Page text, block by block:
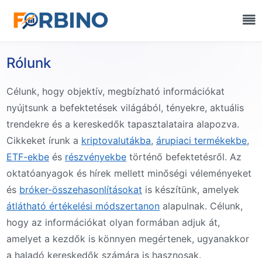
Rólunk
Célunk, hogy objektív, megbízható információkat
nyújtsunk a befektetések világából, tényekre, aktuális
trendekre és a kereskedők tapasztalataira alapozva.
Cikkeket írunk a kriptovalutákba, árupiaci termékekbe,
ETF-ekbe és részvényekbe történő befektetésről. Az
oktatóanyagok és hírek mellett minőségi véleményeket
és bróker-összehasonlításokat is készítünk, amelyek
átlátható értékelési módszertanon alapulnak. Célunk,
hogy az információkat olyan formában adjuk át,
amelyet a kezdők is könnyen megértenek, ugyanakkor
a haladó kereskedők számára is hasznosak.